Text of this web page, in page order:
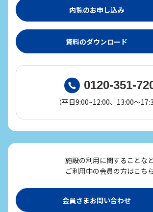
内覧のお申し込み
資料のダウンロード
0120-351-
（平日9:00~12:00、13:00～
施設の利用に関することな
ご利用中の会員の方はこちら
会員さまお問い合わせ